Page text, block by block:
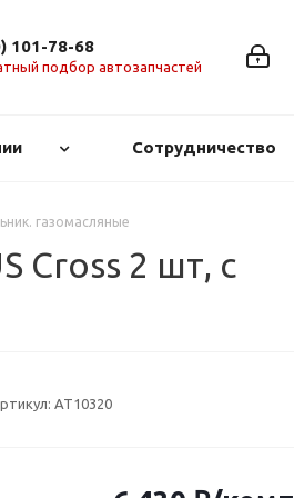
101-78-68
подбор автозапчастей
Сотрудничество
газомасляные
Cross 2 шт, с
AT10320